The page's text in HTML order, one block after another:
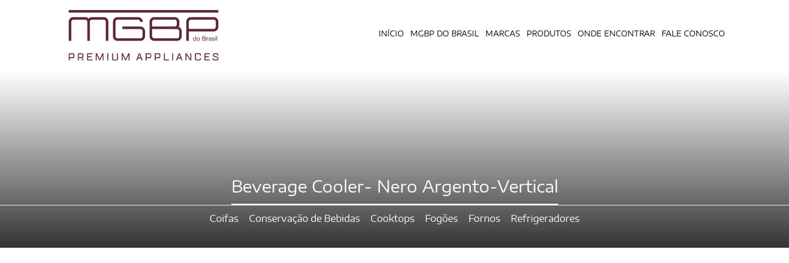
INÍCIO MGBP DO BRASIL MARCAS PRODUTOS ONDE ENCONTRAR FALE CONOSCO
Beverage Cooler- Nero Argento-Vertical
Coifas Conservação de Bebidas Cooktops Fogões Fornos Refrigeradores